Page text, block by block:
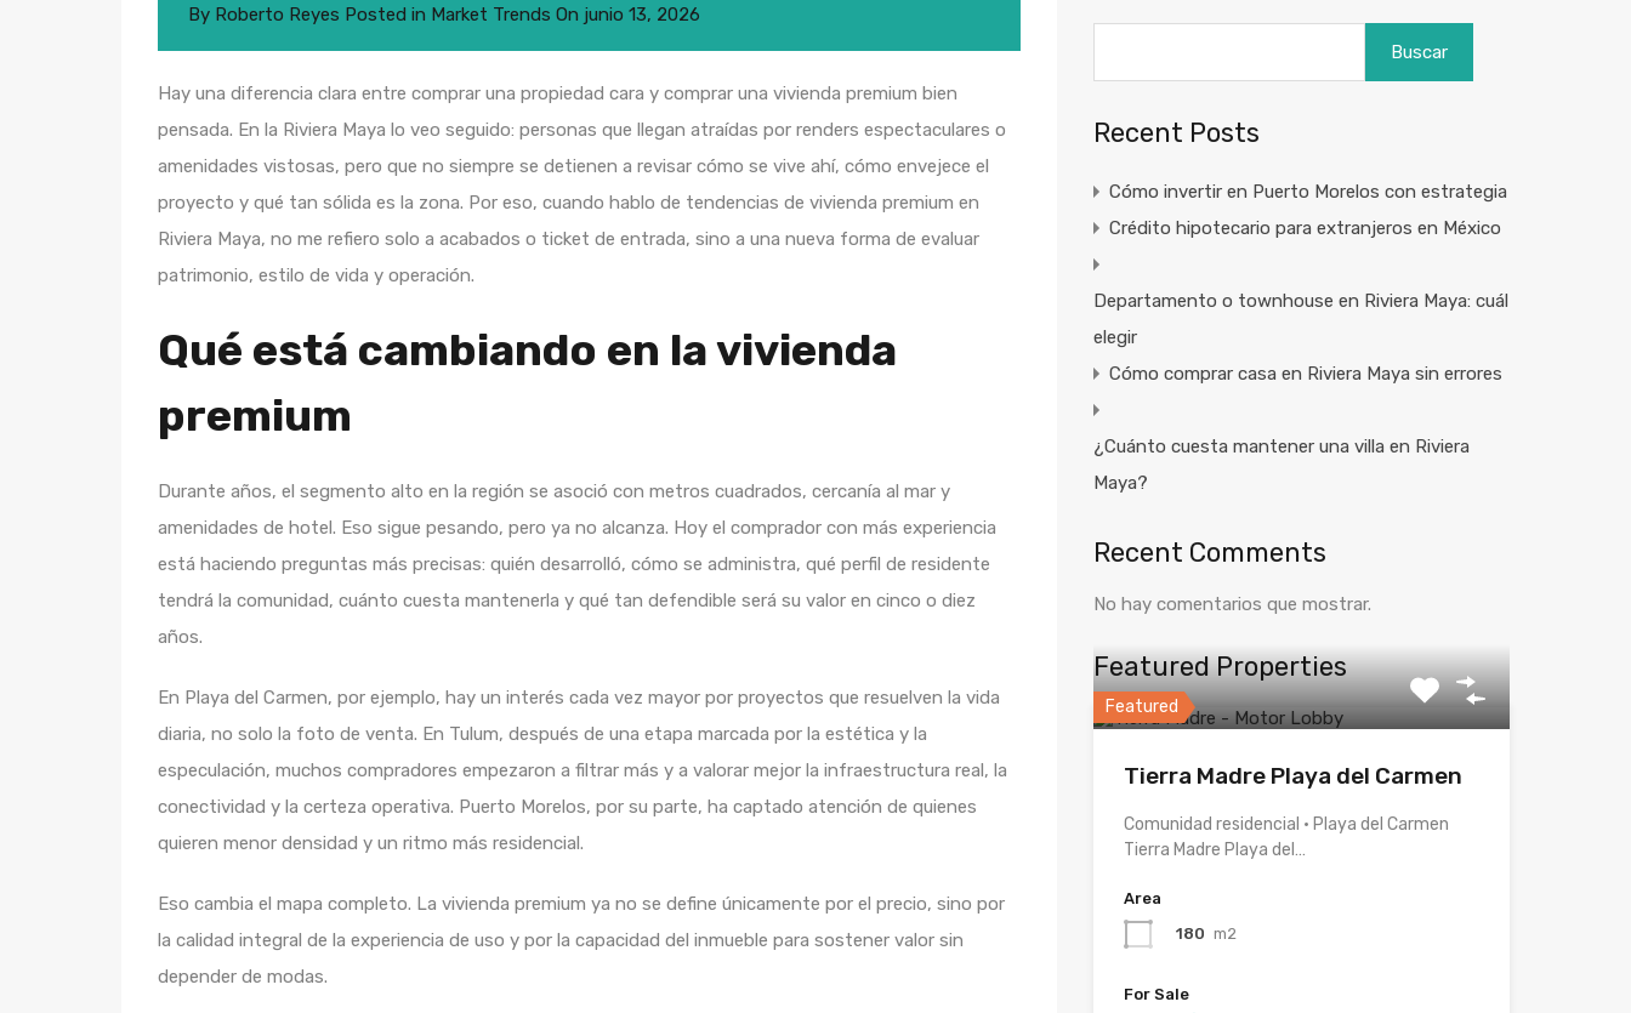
By Roberto Reyes Posted in Market Trends On junio 13, 2026
Hay una diferencia clara entre comprar una propiedad cara y comprar una vivienda premium bien
pensada. En la Riviera Maya lo veo seguido: personas que llegan atraídas por renders espectaculares o
amenidades vistosas, pero que no siempre se detienen a revisar cómo se vive ahí, cómo envejece el
proyecto y qué tan sólida es la zona. Por eso, cuando hablo de tendencias de vivienda premium en
Riviera Maya, no me refiero solo a acabados o ticket de entrada, sino a una nueva forma de evaluar
patrimonio, estilo de vida y operación.
Qué está cambiando en la vivienda
premium
Durante años, el segmento alto en la región se asoció con metros cuadrados, cercanía al mar y
amenidades de hotel. Eso sigue pesando, pero ya no alcanza. Hoy el comprador con más experiencia
está haciendo preguntas más precisas: quién desarrolló, cómo se administra, qué perfil de residente
tendrá la comunidad, cuánto cuesta mantenerla y qué tan defendible será su valor en cinco o diez
años.
En Playa del Carmen, por ejemplo, hay un interés cada vez mayor por proyectos que resuelven la vida
diaria, no solo la foto de venta. En Tulum, después de una etapa marcada por la estética y la
especulación, muchos compradores empezaron a filtrar más y a valorar mejor la infraestructura real, la
conectividad y la certeza operativa. Puerto Morelos, por su parte, ha captado atención de quienes
quieren menor densidad y un ritmo más residencial.
Eso cambia el mapa completo. La vivienda premium ya no se define únicamente por el precio, sino por
la calidad integral de la experiencia de uso y por la capacidad del inmueble para sostener valor sin
depender de modas.
Buscar
Recent Posts
Cómo invertir en Puerto Morelos con estrategia
Crédito hipotecario para extranjeros en México
Departamento o townhouse en Riviera Maya: cuál
elegir
Cómo comprar casa en Riviera Maya sin errores
¿Cuánto cuesta mantener una villa en Riviera
Maya?
Recent Comments
No hay comentarios que mostrar.
Featured Properties
Featured
Tierra Madre Playa del Carmen
Comunidad residencial · Playa del Carmen
Tierra Madre Playa del…
Area
180 m2
For Sale